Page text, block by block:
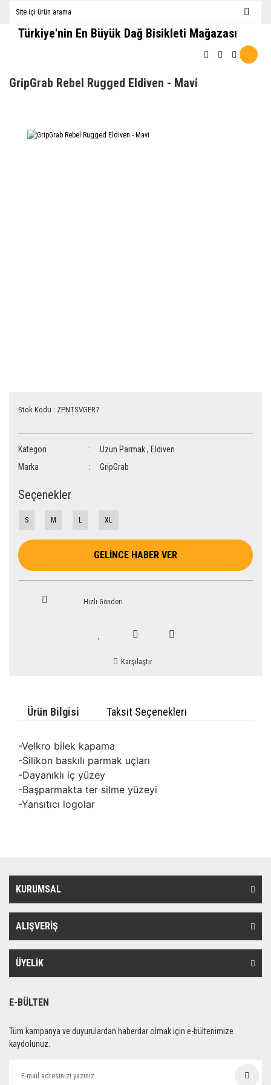
Türkiye'nin En Büyük Dağ Bisikleti Mağazası
GripGrab Rebel Rugged Eldiven - Mavi
Stok Kodu : ZPNTSVGER7
Kategori Uzun Parmak , Eldiven
Marka
GripGrab
Seçenekler
S M L XL
GELİNCE HABER VER
Hızlı Gönderi
Karşılaştır
Ürün Bilgisi Taksit Seçenekleri
-Velkro bilek kapama
-Silikon baskılı parmak uçları
-Dayanıklı iç yüzey
-Başparmakta ter silme yüzeyi
-Yansıtıcı logolar
KURUMSAL
ALIŞVERİŞ
ÜYELİK
E-BÜLTEN
Tüm kampanya ve duyurulardan haberdar olmak için e-bültenimize
kaydolunuz.